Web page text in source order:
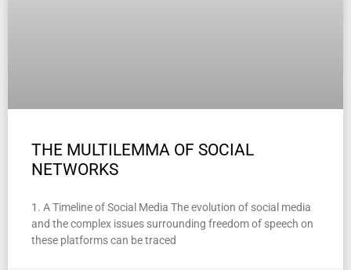
THE MULTILEMMA OF SOCIAL
NETWORKS
1. A Timeline of Social Media The evolution of social media
and the complex issues surrounding freedom of speech on
these platforms can be traced